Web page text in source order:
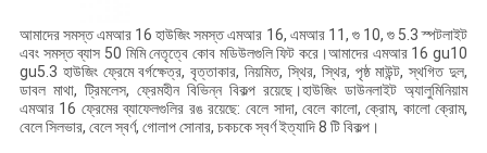
আমাদের সমস্ত এমআর 16 হাউজিং সমস্ত এমআর 16, এমআর 11, গু 10, গু 5.3 স্পটলাইট
এবং সমস্ত ব্যাস 50 মিমি নেতৃত্বে কোব মডিউলগুলি ফিট করে।আমাদের এমআর 16 gu10
gu5.3 হাউজিং ফ্রেমে বর্গক্ষেত্র, বৃত্তাকার, নিয়মিত, স্থির, স্থির, পৃষ্ঠ মাউন্ট, স্থগিত দুল,
ডাবল মাথা, ট্রিমলেস, ফ্রেমহীন বিভিন্ন বিকল্প রয়েছে।হাউজিং ডাউনলাইট অ্যালুমিনিয়াম
এমআর 16 ফ্রেমের ব্যাফেলগুলির রঙ রয়েছে: বেলে সাদা, বেলে কালো, ক্রোম, কালো ক্রোম,
বেলে সিলভার, বেলে স্বর্ণ, গোলাপ সোনার, চকচকে স্বর্ণ ইত্যাদি 8 টি বিকল্প।